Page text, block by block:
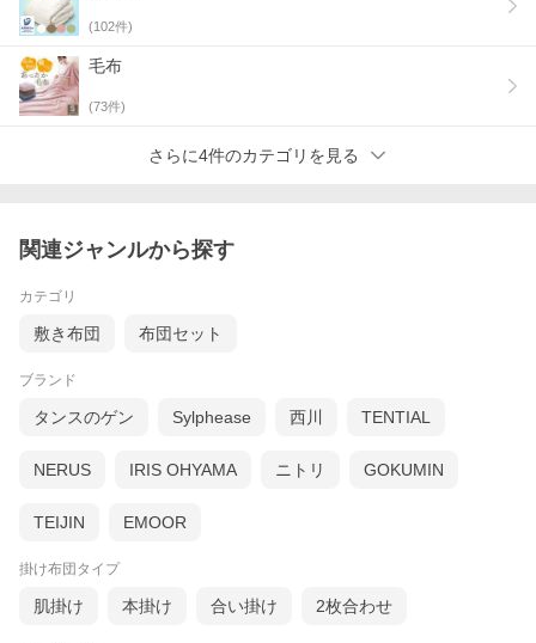
(102件)
毛布
(73件)
さらに4件のカテゴリを見る
関連ジャンルから探す
カテゴリ
敷き布団 布団セット
ブランド
タンスのゲン Sylphease 西川 TENTIAL
NERUS IRIS OHYAMA ニトリ GOKUMIN
TEIJIN EMOOR
掛け布団タイプ
肌掛け 本掛け 合い掛け 2枚合わせ